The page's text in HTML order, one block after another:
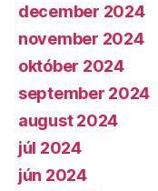
december 2024
november 2024
október 2024
september 2024
august 2024
júl 2024
jún 2024